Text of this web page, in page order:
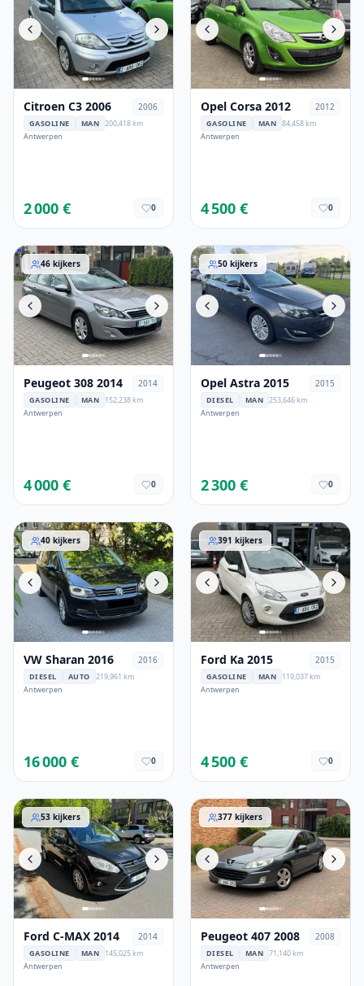
Citroen C3 2006 2006
GASOLINE MAN 200,418 km
Antwerpen
2 000 € 0
Opel Corsa 2012 2012
GASOLINE MAN 84,458 km
Antwerpen
4 500 € 0
Peugeot 308 2014
46 kijkers
Peugeot 308 2014 2014
GASOLINE MAN
152,238 km
Antwerpen
4 000 € 0
Opel Astra 2015
50 kijkers
Opel Astra 2015 2015
DIESEL MAN 253,646 km
Antwerpen
2 300 € 0
VW Sharan 2016
40 kijkers
VW Sharan 2016 2016
DIESEL AUTO
219,961 km
Antwerpen
16 000 € 0
Ford Ka 2015
391 kijkers
Ford Ka 2015 2015
GASOLINE MAN
119,037 km
Antwerpen
4 500 € 0
Ford C-MAX 2014
53 kijkers
Ford C-MAX 2014 2014
GASOLINE MAN
145,025 km
Antwerpen
Peugeot 407 2008
377 kijkers
Peugeot 407 2008 2008
DIESEL MAN 71,140 km
Antwerpen